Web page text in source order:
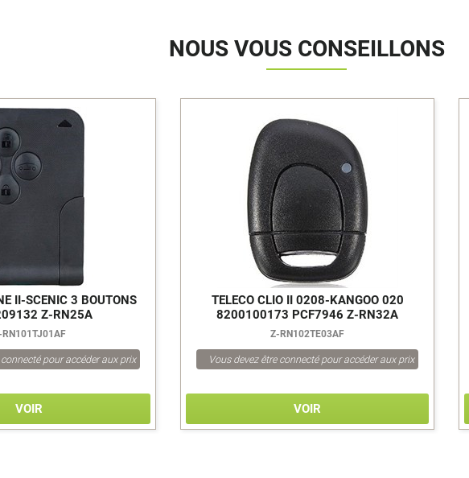
NOUS VOUS CONSEILLONS
II-SCENIC 3 BOUTONS
Z-RN25A
RN101TJ01AF
pour accéder aux prix
VOIR
TELECO CLIO II 0208-KANGOO 020
8200100173 PCF7946 Z-RN32A
Z-RN102TE03AF
Vous devez être connecté pour accéder aux prix
VOIR